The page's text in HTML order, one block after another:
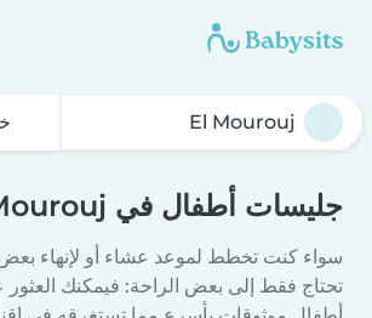
جليسات أطفال في El Mourouj
سواء كنت تخطط لموعد عشاء أو لإنهاء بعض
تحتاج فقط إلى بعض الراحة: فيمكنك